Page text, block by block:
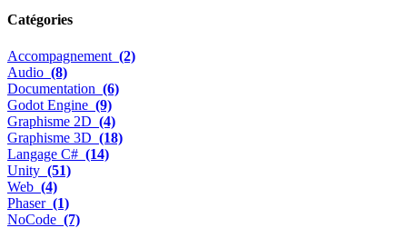
Catégories
Accompagnement (2)
Audio (8)
Documentation (6)
Godot Engine (9)
Graphisme 2D (4)
Graphisme 3D (18)
Langage C# (14)
Unity (51)
Web (4)
Phaser (1)
NoCode (7)